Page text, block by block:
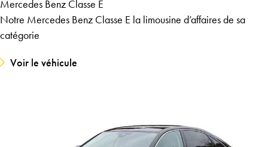
Mercedes Benz Classe E
Notre Mercedes Benz Classe E la limousine d’affaires de sa
catégorie
Voir le véhicule